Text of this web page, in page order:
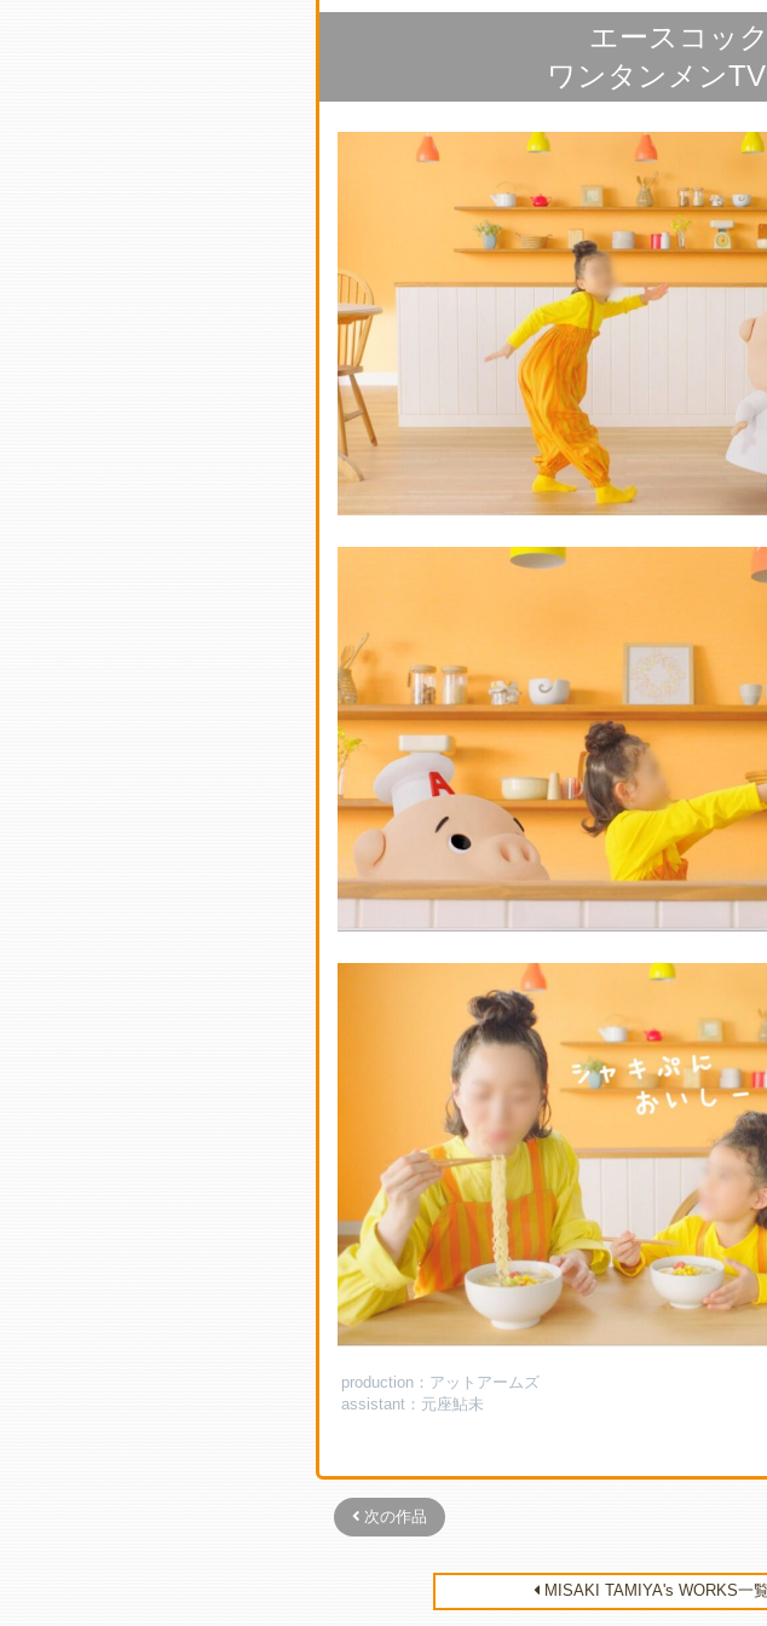
エースコック
ワンタンメン
production：アットアームズ
assistant：元座鮎未
次の作品
MISAKI TAMIYA's WORKS一